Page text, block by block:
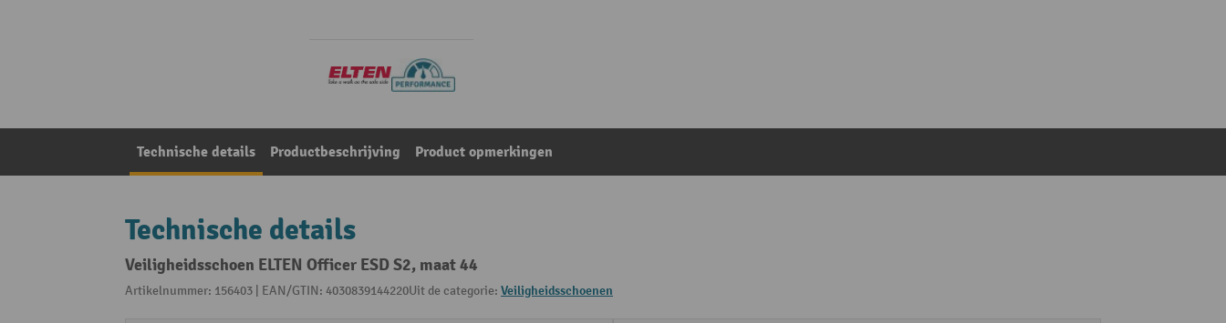
Technische details Productbeschrijving Product opmerkingen
Technische details
Veiligheidsschoen ELTEN Officer ESD S2, maat 44
Artikelnummer: 156403 | EAN/GTIN: 4030839144220Uit de categorie: Veiligheidsschoenen